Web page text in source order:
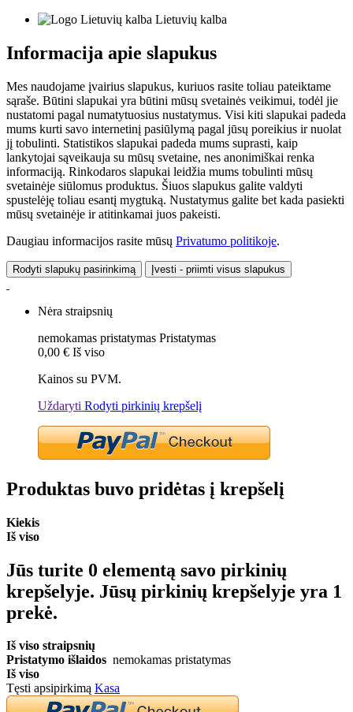
Lietuvių kalba
Informacija apie slapukus
Mes naudojame įvairius slapukus, kuriuos rasite toliau pateiktame
sąraše. Būtini slapukai yra būtini mūsų svetainės veikimui, todėl jie
nustatomi pagal numatytuosius nustatymus. Visi kiti slapukai padeda
mums kurti savo internetinį pasiūlymą pagal jūsų poreikius ir nuolat
jį tobulinti. Statistikos slapukai padeda mums suprasti, kaip
lankytojai sąveikauja su mūsų svetaine, nes anonimiškai renka
informaciją. Rinkodaros slapukai leidžia mums tobulinti mūsų
svetainėje siūlomus produktus. Šiuos slapukus galite valdyti
spustelėję toliau esantį mygtuką. Nustatymus galite bet kada pasiekti
mūsų svetainėje ir atitinkamai juos pakeisti.
Daugiau informacijos rasite mūsų Privatumo politikoje.
Rodyti slapukų pasirinkimą Įvesti - priimti visus slapukus
Nėra straipsnių
nemokamas pristatymas Pristatymas
0,00 € Iš viso
Kainos su PVM.
Uždaryti Rodyti pirkinių krepšelį
Produktas buvo pridėtas į krepšelį
Kiekis
Iš viso
Jūs turite 0 elementą savo pirkinių
krepšelyje. Jūsų pirkinių krepšelyje yra 1
prekė.
Iš viso straipsnių
Pristatymo išlaidos nemokamas pristatymas
Iš viso
Tęsti apsipirkimą Kasa